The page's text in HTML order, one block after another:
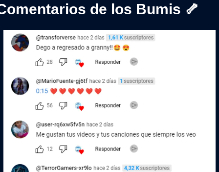
de los Bumis 🦴